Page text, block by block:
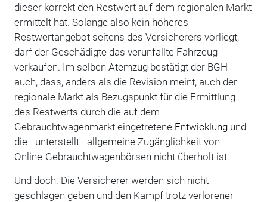
dieser korrekt den Restwert auf dem regionalen Markt
ermittelt hat. Solange also kein höheres
Restwertangebot seitens des Versicherers vorliegt,
darf der Geschädigte das verunfallte Fahrzeug
verkaufen. Im selben Atemzug bestätigt der BGH
auch, dass, anders als die Revision meint, auch der
regionale Markt als Bezugspunkt für die Ermittlung
des Restwerts durch die auf dem
Gebrauchtwagenmarkt eingetretene Entwicklungund
die - unterstellt - allgemeine Zugänglichkeit von
Online-Gebrauchtwagenbörsen nicht überholt ist.
Und doch: Die Versicherer werden sich nicht
geschlagen geben und den Kampf trotz verlorener